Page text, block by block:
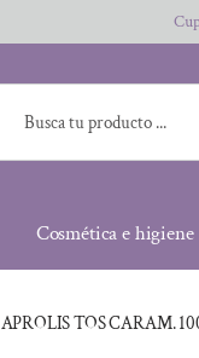
Cosmética e higiene
APROLIS TOS CARAM.